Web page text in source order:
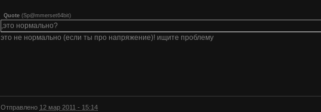
Quote (Sp@mmerset64bit)
,это нормально?
это не нормально (если ты про напряжение)! ищите проблему
Отправлено 12 мар 2011 - 15:14